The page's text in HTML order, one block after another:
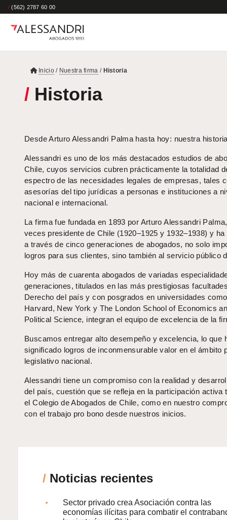
/ (562) 2787 60 00
Inicio/ Nuestra firma / Historia
/ Historia
Desde Arturo Alessandri Palma hasta hoy: nuestra
Alessandri es uno de los más destacados estudios de
Chile, cuyos servicios cubren prácticamente la totalidad
espectro de las necesidades legales de empresas, tales
asesorías del tipo jurídicas a personas e instituciones a
nacional e internacional.
La firma fue fundada en 1893 por Arturo Alessandri
veces presidente de Chile (1920–1925 y 1932–1938) y ha
a través de cinco generaciones de abogados, no solo
logros para sus clientes, sino también al servicio público
Hoy más de cuarenta abogados de variadas
generaciones, titulados en las más prestigiosas
Derecho del país y con posgrados en universidades como
Harvard, New York y The London School of Economics
Political Science, integran el equipo de excelencia de la
Buscamos entregar alto desempeño y excelencia, lo que
significado logros de inconmensurable valor en el ámbito
legislativo nacional.
Alessandri tiene un compromiso con la realidad y
del país, cuestión que se refleja en la participación activa
el Colegio de Abogados de Chile, como en nuestro
con el trabajo pro bono desde nuestros inicios.
/ Noticias recientes
Sector privado crea Asociación contra las
economías ilícitas para combatir el